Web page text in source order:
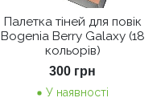
Палетка тіней для повік
Bogenia Berry Galaxy (18
кольорів)
300 грн
У наявності